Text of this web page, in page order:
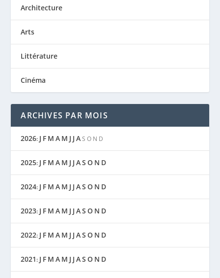
NOIR – HENGKI KOENTJORO
Architecture
Arts
Littérature
Cinéma
ARCHIVES PAR MOIS
2026: J F M A M J J A S O N D
2025: J F M A M J J AS O N D
2024: J F M A M J J AS O N D
2023: J F M A M J J AS O N D
2022: J F M A M J J AS O N D
2021: J F M A M J J AS O N D